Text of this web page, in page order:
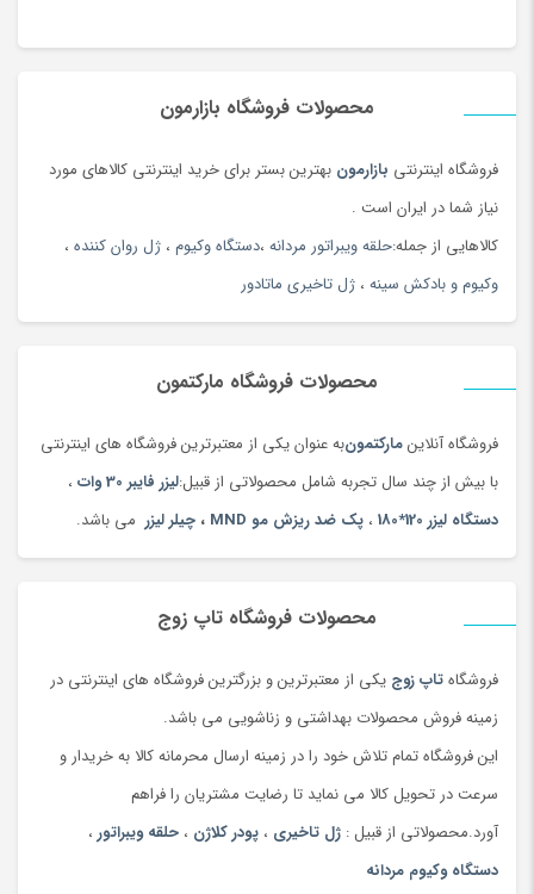
محصولات فروشگاه بازارمون
فروشگاه اینترنتی بازارمون بهترین بستر برای خرید اینترنتی کالاهای مورد
نیاز شما در ایران است .
کالاهایی از جمله:حلقه ویبراتور مردانه ،دستگاه وکیوم ، ژل روان کننده ،
وکیوم و بادکش سینه ، ژل تاخیری ماتادور
محصولات فروشگاه مارکتمون
فروشگاه آنلاینمارکتمونبه عنوان یکی از معتبرترین فروشگاه های اینترنتی
با بیش از چند سال تجربه شامل محصولاتی از قبیل:لیزر فایبر 30 وات
،
دستگاه لیزر 120*180
، پک ضد ریزش مو MND ، چیلر لیزر می باشد.
محصولات فروشگاه تاپ زوج
فروشگاهتاپ زوج یکی از معتبرترین و بزرگترین فروشگاه های اینترنتی در
زمینه فروش محصولات بهداشتی و زناشویی می باشد.
این فروشگاه تمام تلاش خود را در زمینه ارسال محرمانه کالا به خریدار و
سرعت در تحویل کالا می نماید تا رضایت مشتریان را فراهم
آورد.محصولاتی از قبیل : ژل تاخیری ، پودر کلاژن ، حلقه ویبراتور،
دستگاه وکیوم مردانه
سایز مفید میز کار 100*160 سانتی متر
مخصوص برش پارچه و چرم چوب ام دی اف و پلکسی
میز وکیوم جهت جلوگیری از چروک شدن پارچه و چرم
دارای درب جهت جلوگیری از خروج صدا و دود
دارای پنل تصویر با قابلیت آپلود 100 فایل متفاوت
نمایشگر ویدیو